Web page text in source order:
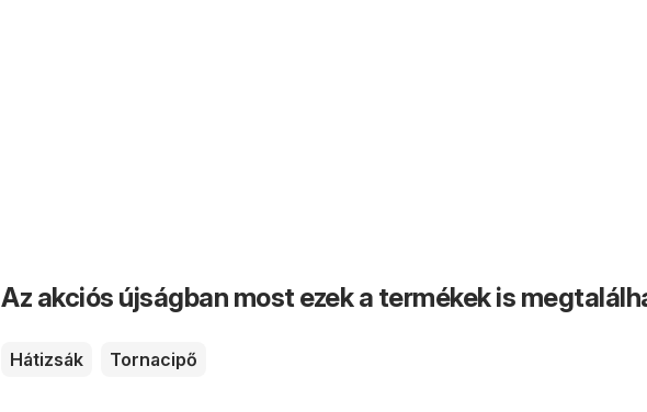
Az akciós újságban most ezek a termékek is
Hátizsák Tornacipő